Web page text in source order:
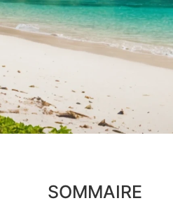
SOMMAIRE